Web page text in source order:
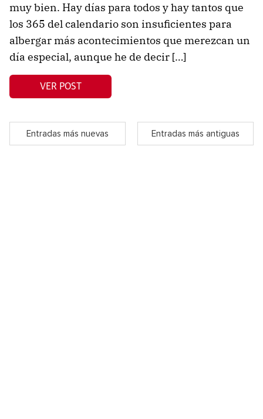
muy bien. Hay días para todos y hay tantos que
los 365 del calendario son insuficientes para
albergar más acontecimientos que merezcan un
día especial, aunque he de decir […]
VER POST
Entradas más nuevas Entradas más antiguas